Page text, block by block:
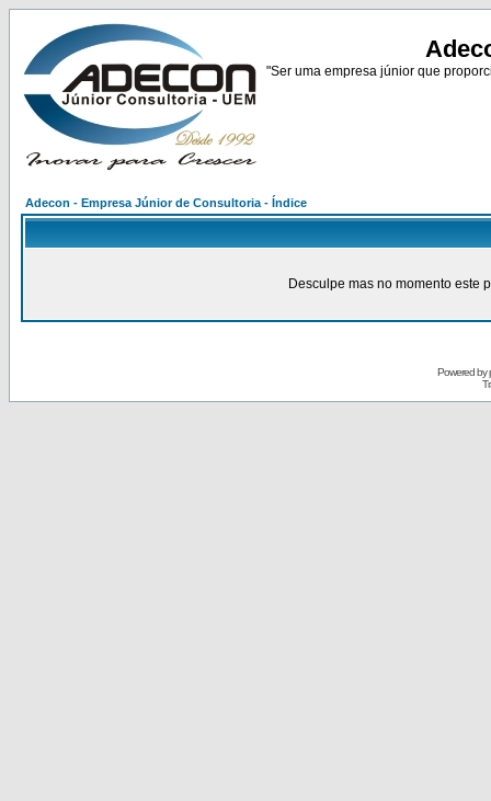
"Ser uma empresa júnior que
Adecon - Empresa Júnior de Consultoria - Índice
Desculpe mas no momento este
Powered by